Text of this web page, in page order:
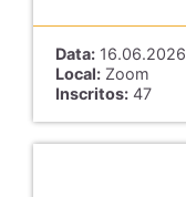
Data:16.06.2026
Local:Zoom
Inscritos:47